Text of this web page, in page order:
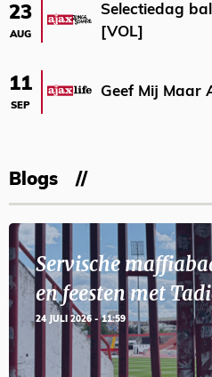
23
AUG
Selectiedag
[VOL]
11
SEP
Geef Mij Maar
Blogs
Servische
en feesten met
24 JULI 2026 - 11:59